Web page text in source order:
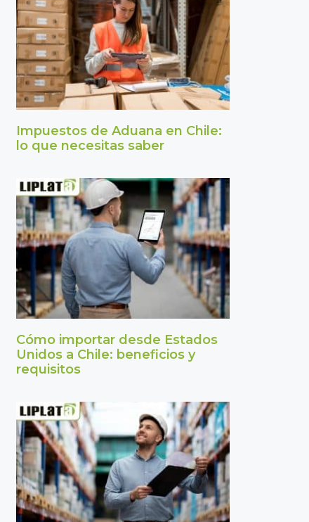
Impuestos de Aduana en Chile:
lo que necesitas saber
Cómo importar desde Estados
Unidos a Chile: beneficios y
requisitos